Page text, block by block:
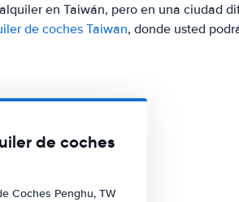
en Taiwán, pero en una ciudad
de coches Taiwan, donde usted
de coches
Coches Penghu, TW